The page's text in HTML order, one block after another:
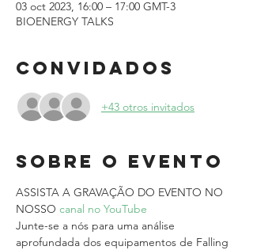
03 oct 2023, 16:00 – 17:00 GMT-3
BIOENERGY TALKS
Convidados
+43 otros invitados
Sobre o evento
ASSISTA A GRAVAÇÃO DO EVENTO NO
NOSSO canal no YouTube
Junte-se a nós para uma análise
aprofundada dos equipamentos de Falling